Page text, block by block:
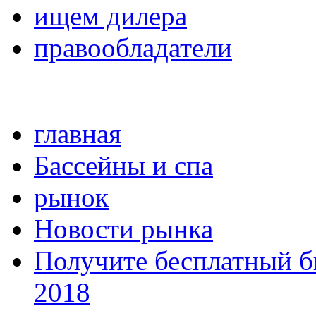
ищем дилера
правообладатели
главная
Бассейны и спа
рынок
Новости рынка
Получите бесплатный
2018